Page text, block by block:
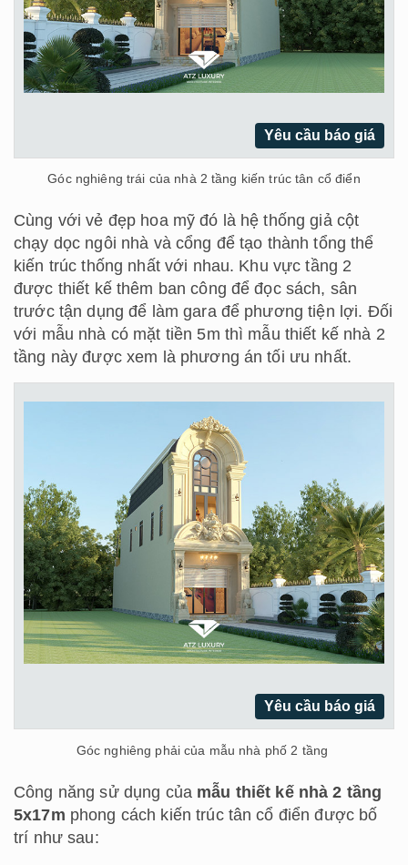
Yêu cầu báo giá
Góc nghiêng trái của nhà 2 tầng kiến trúc tân cổ điển
Cùng với vẻ đẹp hoa mỹ đó là hệ thống giả cột
chạy dọc ngôi nhà và cổng để tạo thành tổng thể
kiến trúc thống nhất với nhau. Khu vực tầng 2
được thiết kế thêm ban công để đọc sách, sân
trước tận dụng để làm gara để phương tiện lợi. Đối
với mẫu nhà có mặt tiền 5m thì mẫu thiết kế nhà 2
tầng này được xem là phương án tối ưu nhất.
Yêu cầu báo giá
Góc nghiêng phải của mẫu nhà phố 2 tầng
Công năng sử dụng của mẫu thiết kế nhà 2 tầng
5x17m phong cách kiến trúc tân cổ điển được bố
trí như sau: